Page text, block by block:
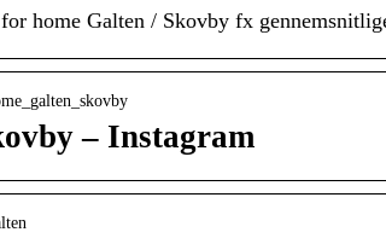
for home Galten / Skovby fx
– Instagram